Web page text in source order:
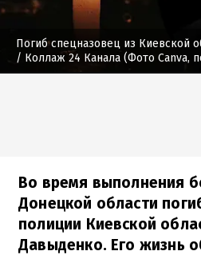
Погиб спецназовец из Киевской
/ Коллаж 24 Канала (Фото Canva,
Во время выполнения
Донецкой области
полиции Киевской
Давыденко. Его жизнь